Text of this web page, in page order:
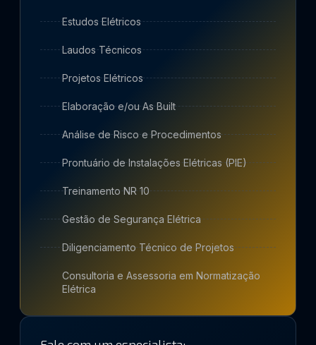
Estudos Elétricos
Laudos Técnicos
Projetos Elétricos
Elaboração e/ou As Built
Análise de Risco e Procedimentos
Prontuário de Instalações Elétricas (PIE)
Treinamento NR 10
Gestão de Segurança Elétrica
Diligenciamento Técnico de Projetos
Consultoria e Assessoria em Normatização
Elétrica